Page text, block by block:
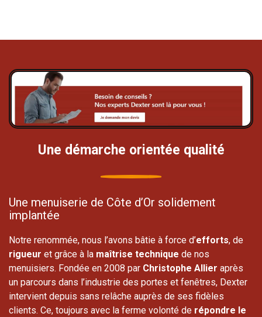
Une démarche orientée qualité
Une menuiserie de Côte d’Or solidement
implantée
Notre renommée, nous l’avons bâtie à force d’efforts, de
rigueur et grâce à la maîtrise technique de nos
menuisiers. Fondée en 2008 par Christophe Allier après
un parcours dans l’industrie des portes et fenêtres, Dexter
intervient depuis sans relâche auprès de ses fidèles
clients. Ce, toujours avec la ferme volonté de répondre le